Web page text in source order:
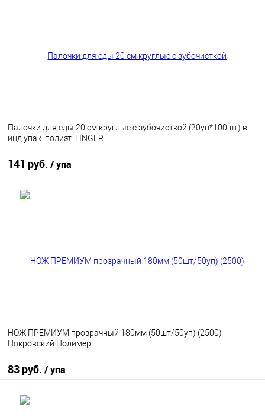
Палочки для еды 20 см круглые с зубочисткой (20уп*100шт) в
инд.упак. полиэт. LINGER
141 руб. / упа
НОЖ ПРЕМИУМ прозрачный 180мм (50шт/50уп) (2500)
Покровский Полимер
83 руб. / упа